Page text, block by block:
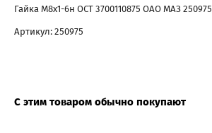
Гайка М8х1-6н ОСТ 3700110875 ОАО МАЗ 250975
Артикул: 250975
С этим товаром обычно покупают